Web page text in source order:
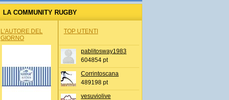
LA COMMUNITY RUGBY
L'AUTORE DEL
GIORNO
TOP UTENTI
pablitosway1983
604854 pt
Corrintoscana
489198 pt
vesuviolive